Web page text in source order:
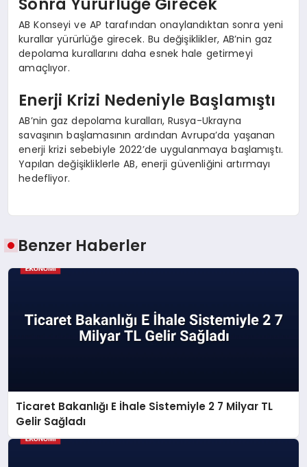
AB Konseyi ve AP tarafından onaylandıktan sonra yeni
kurallar yürürlüğe girecek. Bu değişiklikler, AB’nin gaz
depolama kurallarını daha esnek hale getirmeyi
amaçlıyor.
Enerji Krizi Nedeniyle Başlamıştı
AB’nin gaz depolama kuralları, Rusya-Ukrayna
savaşının başlamasının ardından Avrupa’da yaşanan
enerji krizi sebebiyle 2022’de uygulanmaya başlamıştı.
Yapılan değişikliklerle AB, enerji güvenliğini artırmayı
hedefliyor.
Benzer Haberler
Ticaret Bakanlığı E İhale Sistemiyle 2 7 Milyar TL
Gelir Sağladı